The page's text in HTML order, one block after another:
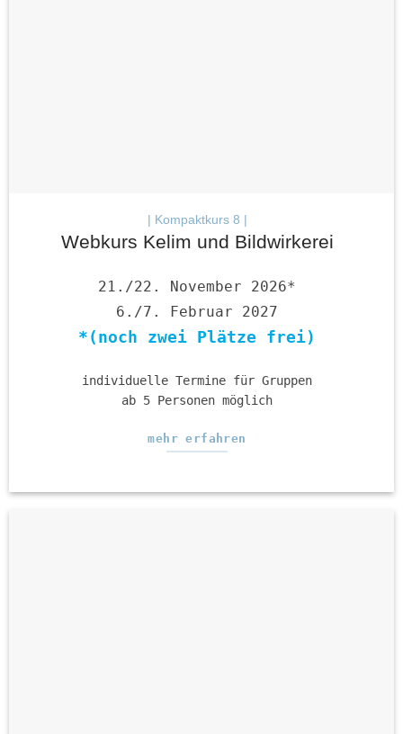
| Kompaktkurs 8 |
Webkurs Kelim und Bildwirkerei
21./22. November 2026*
6./7. Februar 2027
*(noch zwei Plätze frei)
individuelle Termine für Gruppen
ab 5 Personen möglich
mehr erfahren